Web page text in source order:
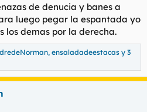
de denucia y banes a
luego pegar la espantada yo
los demas por la derecha.
, ensaladadeestacas y 3